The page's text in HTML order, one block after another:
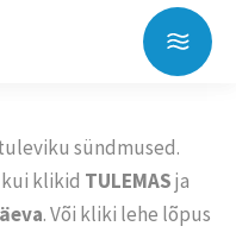
sündmused.
kui klikid TULEMASja
. Või kliki lehe lõpus